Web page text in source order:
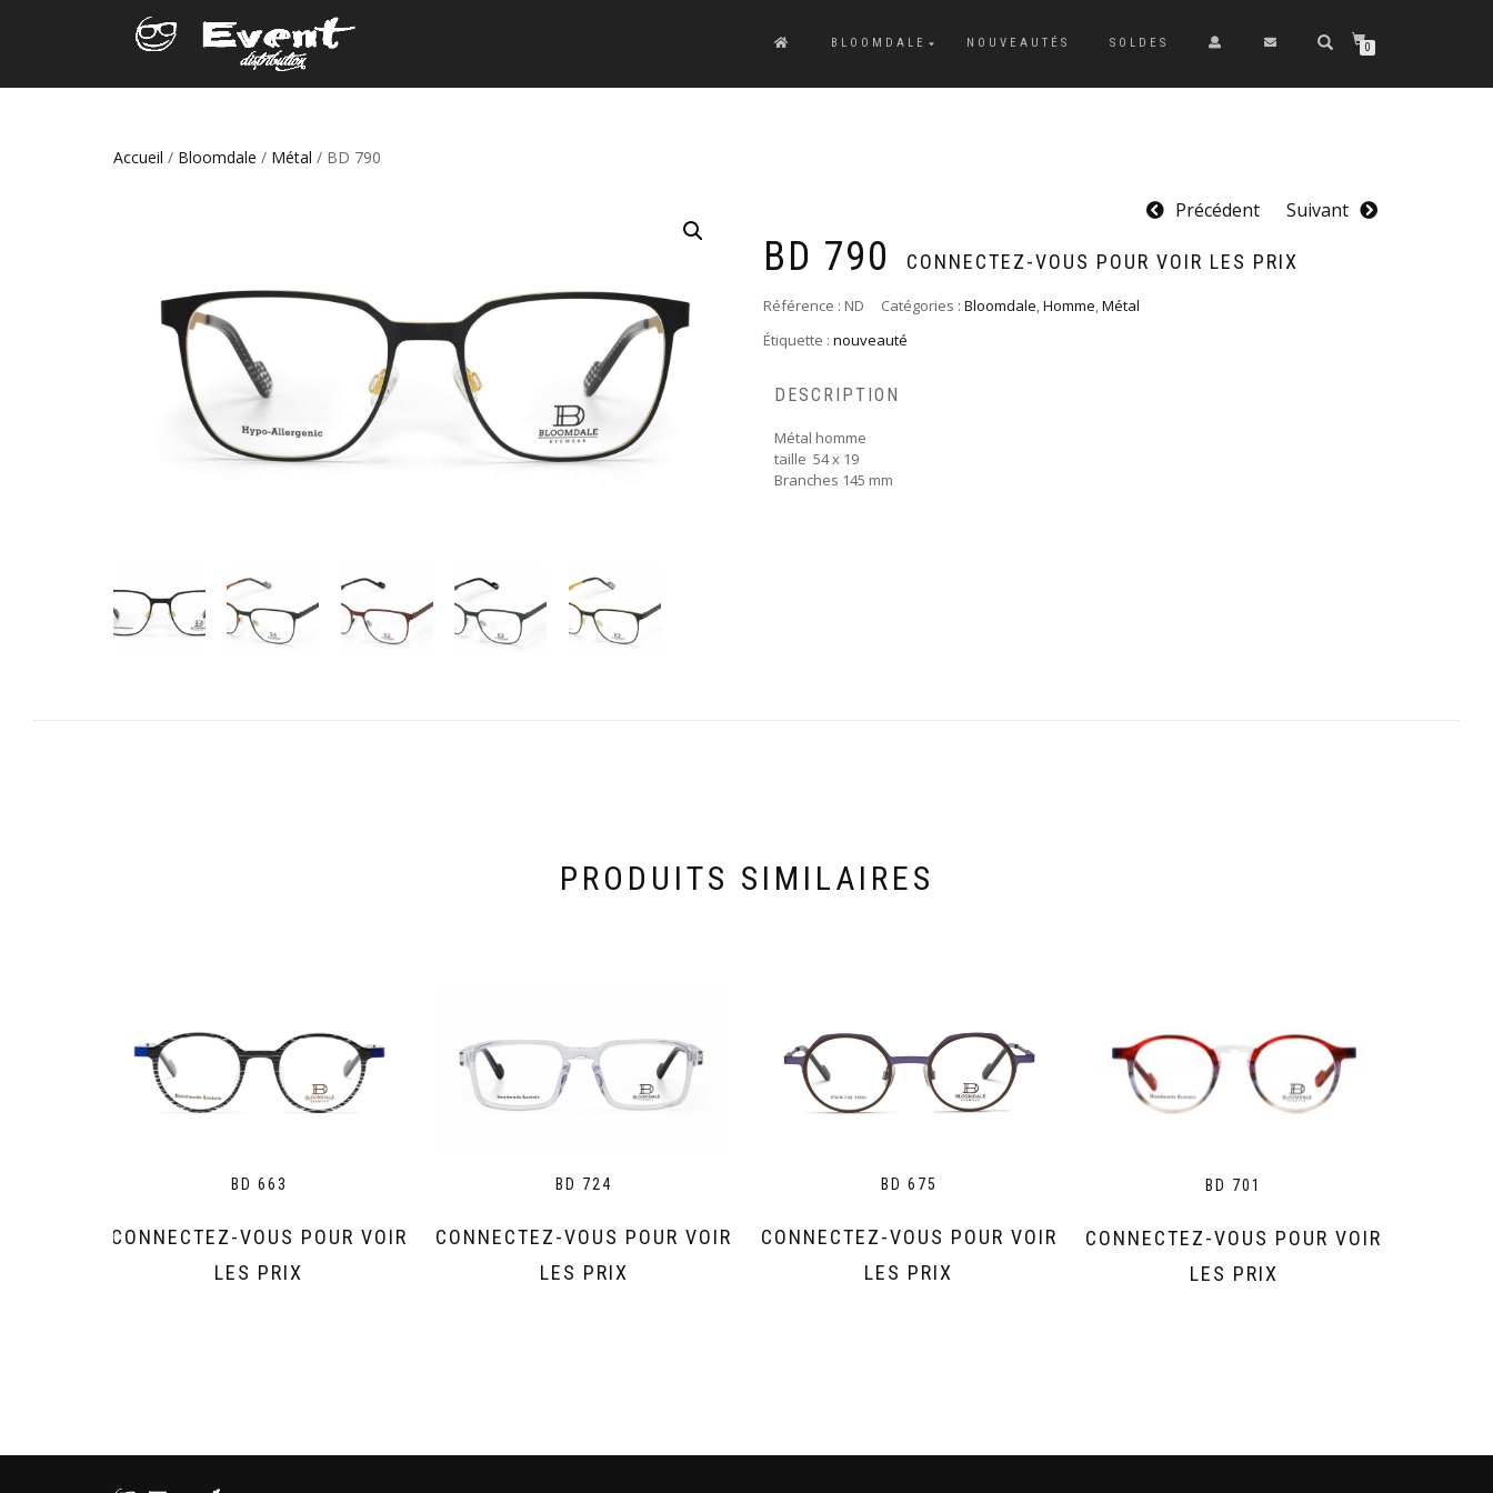
BLOOMDALE NOUVEAUTÉS SOLDES 0
Accueil / Bloomdale / Métal / BD 790
Précédent Suivant
BD 790 CONNECTEZ-VOUS POUR VOIR LES PRIX
Référence : ND Catégories : Bloomdale,Homme,Métal
Étiquette : nouveauté
DESCRIPTION
Métal homme
taille 54 x 19
Branches 145 mm
PRODUITS SIMILAIRES
BD 663
CONNECTEZ-VOUS POUR VOIR
LES PRIX
BD 724
CONNECTEZ-VOUS POUR VOIR
LES PRIX
BD 675
CONNECTEZ-VOUS POUR VOIR
LES PRIX
BD 701
CONNECTEZ-VOUS POUR VOIR
LES PRIX